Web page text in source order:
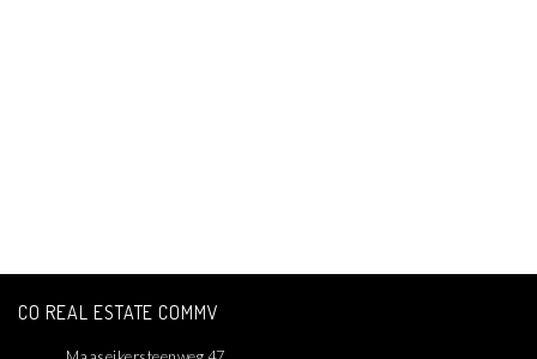
CO REAL ESTATE COMMV